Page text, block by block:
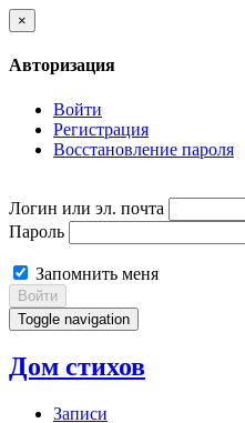
×
Авторизация
Войти
Регистрация
Восстановление пароля
Логин или эл. почта
Пароль
Запомнить меня
Войти
Toggle navigation
Дом стихов
Записи